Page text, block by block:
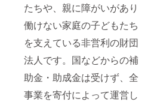
たちや、親に障がいがあり
働けない家庭の子どもたち
を支えている非営利の財団
法人です。国などからの補
助金・助成金は受けず、全
事業を寄付によって運営し